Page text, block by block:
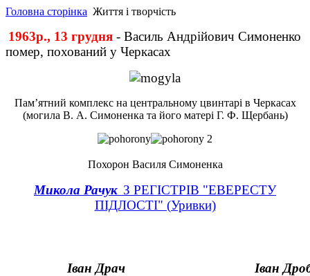
Головна сторінка Життя і творчість
1963р., 13 грудня - Василь Андрійович Симоненко
помер, похований у Черкасах
Пам’ятний комплекс на центральному цвинтарі в Черкасах
(могила В. А. Симоненка та його матері Г. Ф. Щербань)
Похорон Василя Симоненка
Микола Рачук З РЕГІСТРІВ "ЕВЕРЕСТУ
ПІДЛОСТІ" (Уривки)
Іван Драч
Іван